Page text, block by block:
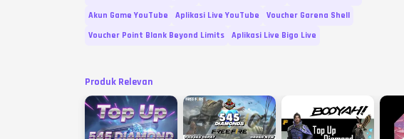
Akun Game YouTube
Aplikasi Live YouTube
Voucher Garena Shell
Voucher Point Blank Beyond Limits
Aplikasi Live Bigo Live
Produk Relevan